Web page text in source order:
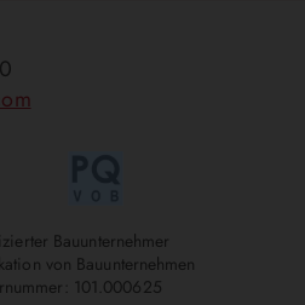
Bauunternehmer
von Bauunternehmen
101.000625